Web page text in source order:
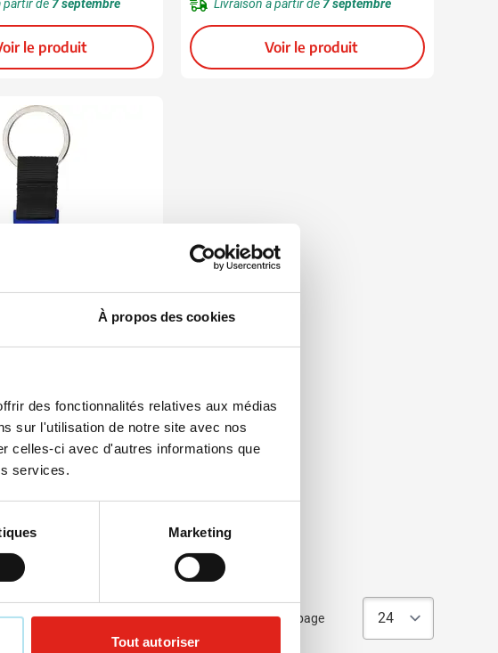
À propos des cookies
des fonctionnalités relatives aux médias
sur l'utilisation de notre site avec nos
celles-ci avec d'autres informations que
services.
Marketing
Tout autoriser
partir de 7 septembre
le produit
Livraison à partir de 7 septembre
Voir le produit
| Jeton de caddie
de 50 unités
partir de17 août
Articles par page